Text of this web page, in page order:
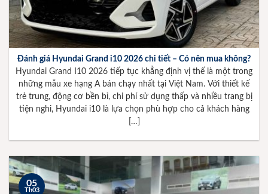
Đánh giá Hyundai Grand i10 2026 chi tiết – Có nên mua không?
Hyundai Grand I10 2026 tiếp tục khẳng định vị thế là một trong
những mẫu xe hạng A bán chạy nhất tại Việt Nam. Với thiết kế
trẻ trung, động cơ bền bỉ, chi phí sử dụng thấp và nhiều trang bị
tiện nghi, Hyundai i10 là lựa chọn phù hợp cho cả khách hàng
[…]
05
Th03